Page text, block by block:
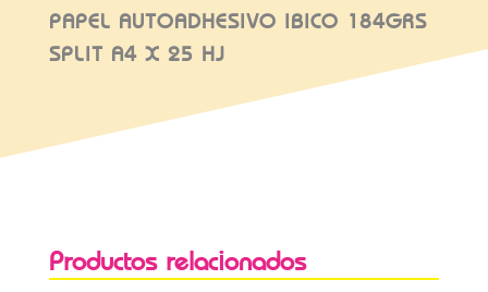
PAPEL AUTOADHESIVO IBICO 184GRS
SPLIT A4 X 25 HJ
Productos relacionados